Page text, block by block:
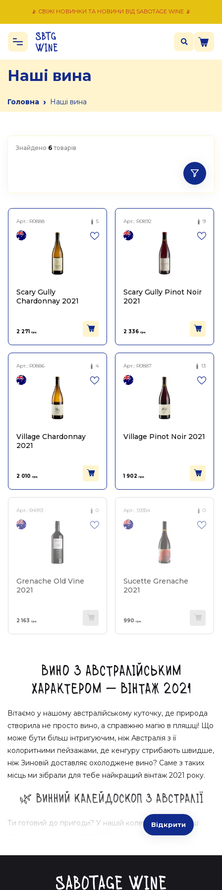
📡 СВІЖІ НОВИНКИ ТА НОВИНИ ВІД SABOTAGE WINE 📡
Наші вина
Головна › Наші вина
Знайдено 6 товарів
Арт.: R0888 5
Scary Gully
Chardonnay 2021
2 271 грн.
Арт.: R0892 9
Scary Gully Pinot Noir
2021
2 336 грн.
Арт.: R0886 4
Village Chardonnay
2021
2 010 грн.
Арт.: R0887 13
Village Pinot Noir 2021
1 902 грн.
Арт.: R4913 0
Grenache Old Vine
2021
2 163 грн.
Арт.: S9354 0
Sucette Grenache
2021
990 грн.
Вино з австралійським
характером — Вінтаж 2021
Вітаємо у нашому австралійському куточку, де природа
створила не просто вино, а справжню магію в пляшці! Що
може бути більш інтригуючим, ніж Австралія з її
колоритними пейзажами, де кенгуру стрибають швидше,
ніж Зиновій доставляє охолоджене вино? Саме з таких
місць ми зібрали для тебе найкращий вінтаж 2021 року.
🌿 Винний калейдоскоп з Австралії
Ти готовий до пригоди? У нашій колекції ти знайдеш
вина зі справжнім австралійським духом — від іскристих
Відкрити